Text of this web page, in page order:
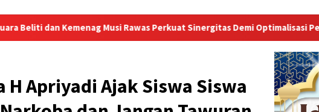
Perkuat Sinergitas Demi Optimalisasi Pembinaan Rohani Warga Binaan
H Apriyadi Ajak Siswa Siswa